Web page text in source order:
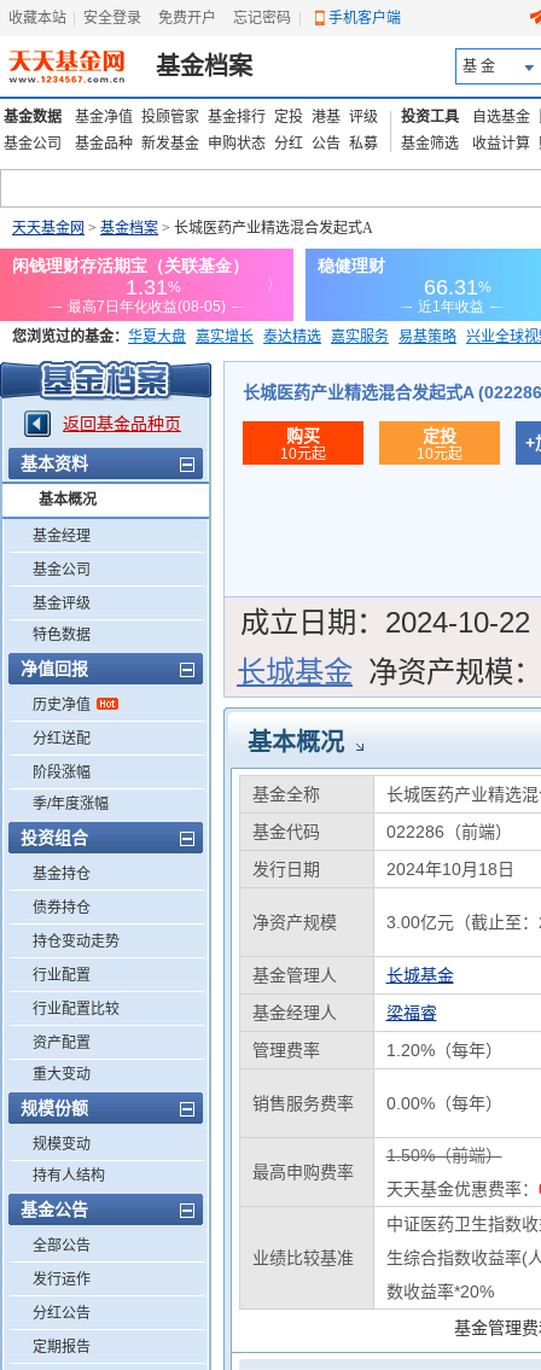
收藏本站 安全登录 免费开户 忘记密码 手机客户端
基金档案 基 金
基金数据 基金净值 投顾管家 基金排行 定投 港基 评级
基金公司
基金品种 新发基金 申购状态 分红 公告 私募
投资工具 自选基金
基金筛选
收益计算
天天基金网 > 基金档案 > 长城医药产业精选混合发起式A
您浏览过的基金： 华夏大盘 嘉实增长 泰达精选 嘉实服务 易基策略 兴业全球
添富优势 华安宏利 上证180价值ETF
返回基金品种页
基本资料
基本概况
基金经理
基金公司
基金评级
特色数据
净值回报
历史净值
分红送配
阶段涨幅
季/年度涨幅
投资组合
基金持仓
债券持仓
持仓变动走势
行业配置
行业配置比较
资产配置
重大变动
规模份额
规模变动
持有人结构
基金公告
全部公告
发行运作
分红公告
定期报告
长城医药产业精选混合发起式A
购买
10元起
定投
10元起
+
成立日期： 2024-10-22
长城基金 净资产规模：
基本概况
基金全称
长城医药产业精选
基金代码
022286（前端）
发行日期
2024年10月18日
净资产规模 3.00亿元（截止至
基金管理人
长城基金
基金经理人
梁福睿
管理费率
1.20%（每年）
销售服务费率 0.00%（每年）
最高申购费率
1.50%（前端）
天天基金优惠费率：
业绩比较基准
中证医药卫生指数
生综合指数收益率(
数收益率*20%
基金管理